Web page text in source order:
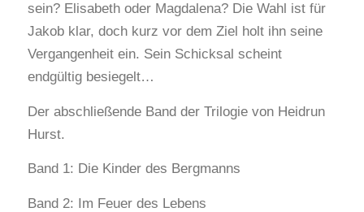
sein? Elisabeth oder Magdalena? Die Wahl ist für
Jakob klar, doch kurz vor dem Ziel holt ihn seine
Vergangenheit ein. Sein Schicksal scheint
endgültig besiegelt…
Der abschließende Band der Trilogie von Heidrun
Hurst.
Band 1: Die Kinder des Bergmanns
Band 2: Im Feuer des Lebens